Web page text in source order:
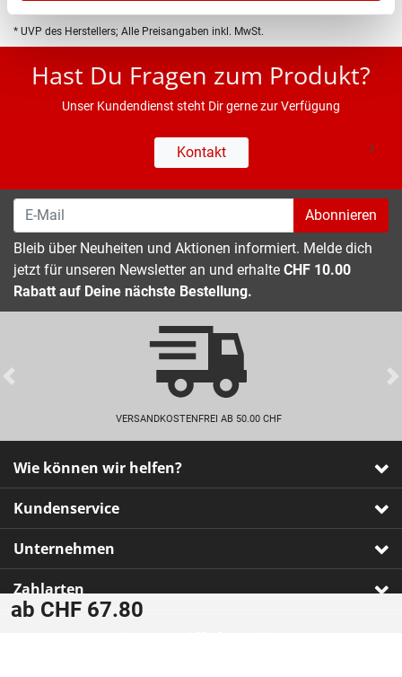
ab CHF 67.80
* UVP des Herstellers; Alle Preisangaben inkl. MwSt.
Hast Du Fragen zum Produkt?
Unser Kundendienst steht Dir gerne zur Verfügung
Kontakt
Abonnieren
Bleib über Neuheiten und Aktionen informiert. Melde dich
jetzt für unseren Newsletter an und erhalte CHF 10.00
Rabatt auf Deine nächste Bestellung.
VERSANDKOSTENFREI AB 50.00 CHF
Previous
Wie können wir helfen?
Kundenservice
Unternehmen
Zahlarten